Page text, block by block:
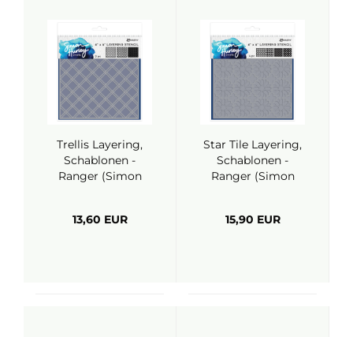
Trellis Layering,
Schablonen -
Ranger (Simon
13,60 EUR
Star Tile Layering,
Schablonen -
Ranger (Simon
15,90 EUR